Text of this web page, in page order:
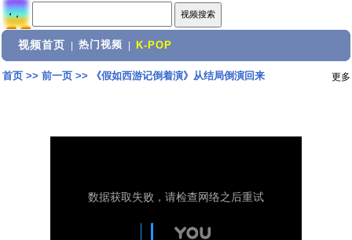
视频首页 热门视频 K-POP
首页>> 前一页>> 《假如西游记倒着演》从结局倒演回来 更多